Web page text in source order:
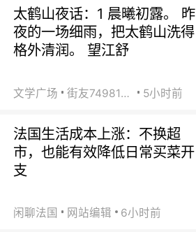
太鹤山夜话：1 晨曦初露。 昨
夜的一场细雨，把太鹤山洗得
格外清润。 望江舒
文学广场 街友74981146 5小时前
法国生活成本上涨：不换超
市，也能有效降低日常买菜开
支
闲聊法国 网站编辑 6小时前